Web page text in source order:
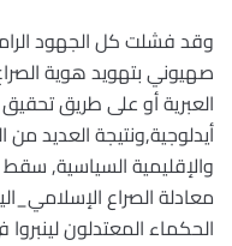
وقد فشلت كل الجهود
صهيوني بتهويد هوية
العبرية أو على طريق
أيدلوجية,ونتيجة العديد من
والإقليمية السياسية,
معادلة الصراع
الحكماء المعتدلون